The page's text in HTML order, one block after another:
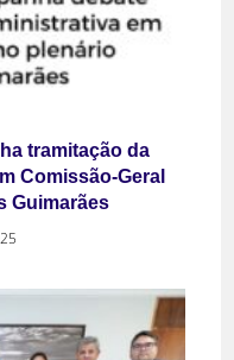
tramitação da
Comissão-Geral
Guimarães